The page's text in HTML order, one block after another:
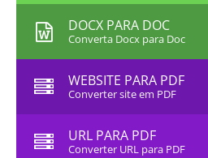
DOCX PARA DOC
Converta Docx para Doc
WEBSITE PARA PDF
Converter site em PDF
URL PARA PDF
Converter URL para PDF